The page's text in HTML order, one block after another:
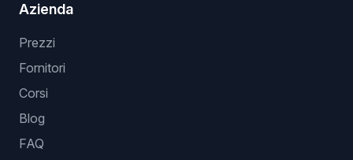
Azienda
Prezzi
Fornitori
Corsi
Blog
FAQ